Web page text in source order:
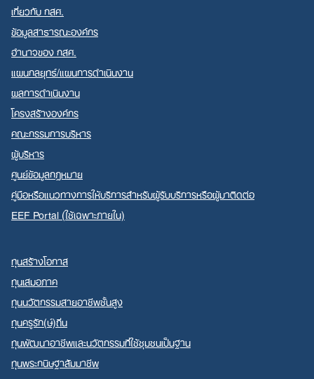
Search
for:
เกี่ยวกับ กสศ.
ข้อมูลสาธารณะองค์กร
อำนาจของ กสศ.
แผนกลยุทธ์/แผนการดำเนินงาน
ผลการดำเนินงาน
โครงสร้างองค์กร
คณะกรรมการบริหาร
ผู้บริหาร
ศูนย์ข้อมูลกฎหมาย
คู่มือหรือแนวทางการให้บริการสำหรับผู้รับบริการหรือผู้มาติดต่อ
EEF Portal (ใช้เฉพาะภายใน)
ทุนสร้างโอกาส
ทุนเสมอภาค
ทุนนวัตกรรมสายอาชีพชั้นสูง
ทุนครูรัก(ษ์)ถิ่น
ทุนพัฒนาอาชีพและนวัตกรรมที่ใช้ชุมชนเป็นฐาน
ทุนพระกนิษฐาสัมมาชีพ